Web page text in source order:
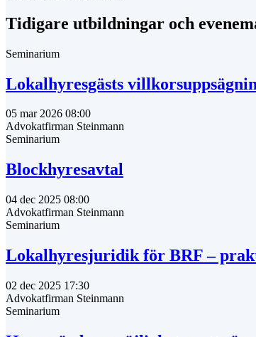
Tidigare utbildningar och
Seminarium
Lokalhyresgästs
05 mar 2026 08:00
Advokatfirman Steinmann
Seminarium
Blockhyresavtal
04 dec 2025 08:00
Advokatfirman Steinmann
Seminarium
Lokalhyresjuridik för BRF –
02 dec 2025 17:30
Advokatfirman Steinmann
Seminarium